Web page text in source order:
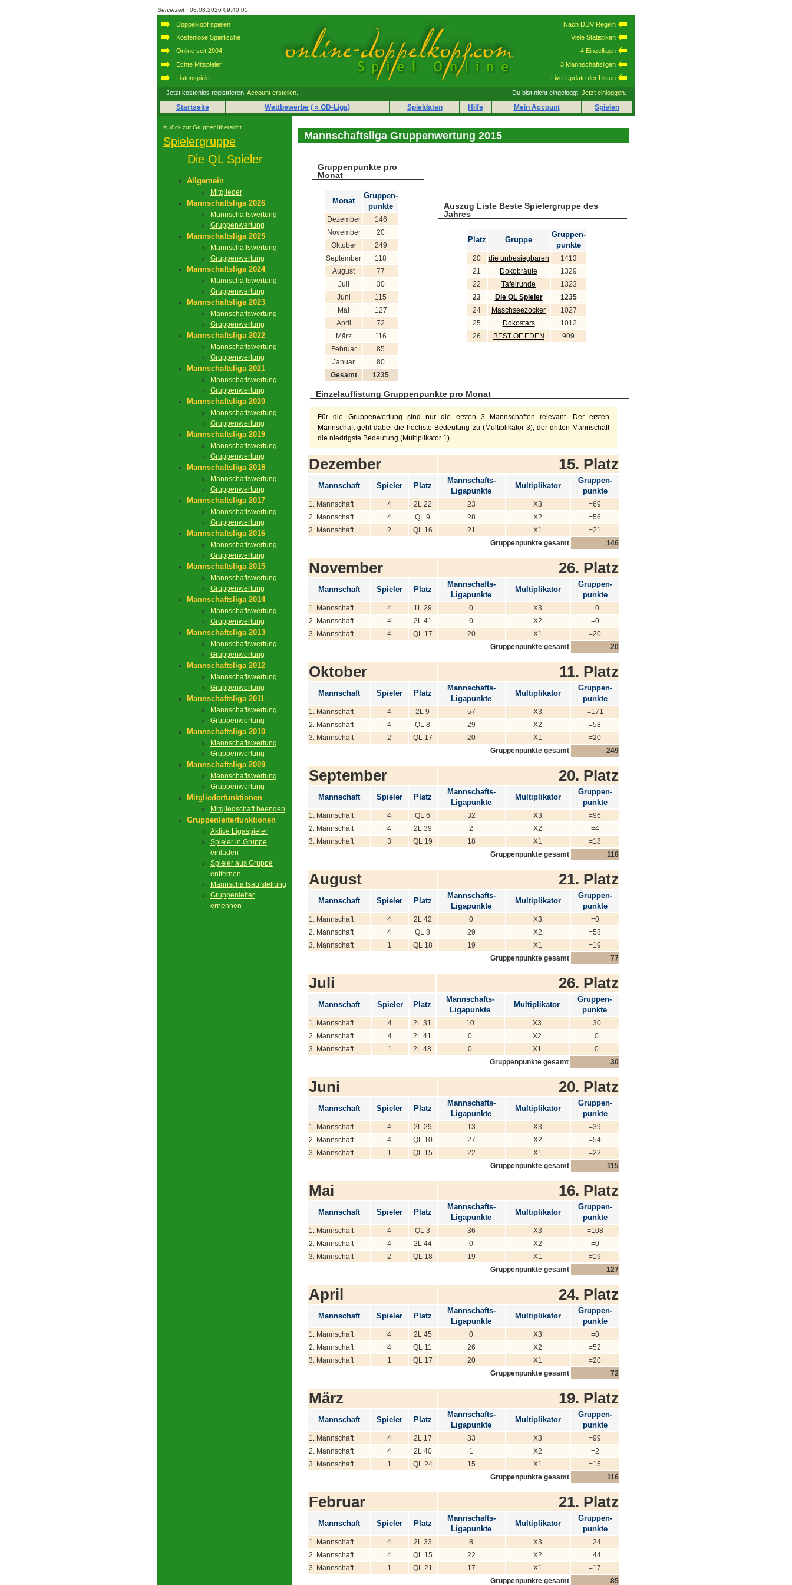
Serverzeit : 08.08.2026 09:40:05
Doppelkopf spielen
Kostenlose Spieltische
Online seit 2004
Echte Mitspieler
Listenspiele
Nach DDV Regeln
Viele Statistiken
4 Einzelligen
3 Mannschaftsligen
Live-Update der Listen
Jetzt kostenlos registrieren. Account erstellen. Du bist nicht eingeloggt. Jetzt einloggen.
Startseite Wettbewerbe ( » OD-Liga) Spieldaten Hilfe Mein Account Spielen
zurück zur Gruppenübersicht
Spielergruppe
Die QL Spieler
Allgemein
Mitglieder
Mannschaftsliga 2026
Mannschaftswertung
Gruppenwertung
Mannschaftsliga 2025
Mannschaftswertung
Gruppenwertung
Mannschaftsliga 2024
Mannschaftswertung
Gruppenwertung
Mannschaftsliga 2023
Mannschaftswertung
Gruppenwertung
Mannschaftsliga 2022
Mannschaftswertung
Gruppenwertung
Mannschaftsliga 2021
Mannschaftswertung
Gruppenwertung
Mannschaftsliga 2020
Mannschaftswertung
Gruppenwertung
Mannschaftsliga 2019
Mannschaftswertung
Gruppenwertung
Mannschaftsliga 2018
Mannschaftswertung
Gruppenwertung
Mannschaftsliga 2017
Mannschaftswertung
Gruppenwertung
Mannschaftsliga 2016
Mannschaftswertung
Gruppenwertung
Mannschaftsliga 2015
Mannschaftswertung
Gruppenwertung
Mannschaftsliga 2014
Mannschaftswertung
Gruppenwertung
Mannschaftsliga 2013
Mannschaftswertung
Gruppenwertung
Mannschaftsliga 2012
Mannschaftswertung
Gruppenwertung
Mannschaftsliga 2011
Mannschaftswertung
Gruppenwertung
Mannschaftsliga 2010
Mannschaftswertung
Gruppenwertung
Mannschaftsliga 2009
Mannschaftswertung
Gruppenwertung
Mitgliederfunktionen
Mitgliedschaft beenden
Gruppenleiterfunktionen
Aktive Ligaspieler
Spieler in Gruppe
einladen
Spieler aus Gruppe
entfernen
Mannschaftsaufstellung
Gruppenleiter
ernennen
Mannschaftsliga Gruppenwertung 2015
Gruppenpunkte pro
Monat
Monat
Gruppen-
punkte
Dezember
146
November
20
Oktober
249
September
118
August
77
Juli
30
Juni
115
Mai
127
April
72
März
116
Februar
85
Januar
80
Gesamt
1235
Auszug Liste Beste Spielergruppe des
Jahres
Platz Gruppe
Gruppen-
punkte
20 die unbesiegbaren
1413
21
Dokobräute
1329
22
Tafelrunde
1323
23
Die QL Spieler
1235
24
Maschseezocker
1027
25
Dokostars
1012
26
BEST OF EDEN 909
Einzelauflistung Gruppenpunkte pro Monat
Für die Gruppenwertung sind nur die ersten 3 Mannschaften relevant. Der ersten
Mannschaft geht dabei die höchste Bedeutung zu (Multiplikator 3), der dritten Mannschaft
die niedrigste Bedeutung (Multiplikator 1).
Dezember 15. Platz
Mannschaft Spieler Platz
Mannschafts-
Ligapunkte
Multiplikator
Gruppen-
punkte
1. Mannschaft 4 2L 22 23 X3
=69
2. Mannschaft
4 QL 9 28 X2
=56
3. Mannschaft
2 QL 16 21 X1
=21
Gruppenpunkte gesamt
146
November 26. Platz
Mannschaft Spieler Platz
Mannschafts-
Ligapunkte
Multiplikator
Gruppen-
punkte
1. Mannschaft 4 1L 29 0 X3
=0
2. Mannschaft
4 2L 41 0 X2
=0
3. Mannschaft
4 QL 17 20 X1
=20
Gruppenpunkte gesamt
20
Oktober 11. Platz
Mannschaft Spieler Platz
Mannschafts-
Ligapunkte
Multiplikator
Gruppen-
punkte
1. Mannschaft 4 2L 9 57 X3
=171
2. Mannschaft
4 QL 8 29 X2
=58
3. Mannschaft
2 QL 17 20 X1
=20
Gruppenpunkte gesamt
249
September 20. Platz
Mannschaft Spieler Platz
Mannschafts-
Ligapunkte
Multiplikator
Gruppen-
punkte
1. Mannschaft 4 QL 6 32 X3
=96
2. Mannschaft
4 2L 39 2 X2
=4
3. Mannschaft
3 QL 19 18 X1
=18
Gruppenpunkte gesamt
118
August 21. Platz
Mannschaft Spieler Platz
Mannschafts-
Ligapunkte
Multiplikator
Gruppen-
punkte
1. Mannschaft 4 2L 42 0 X3
=0
2. Mannschaft
4 QL 8 29 X2
=58
3. Mannschaft
1 QL 18 19 X1
=19
Gruppenpunkte gesamt
77
Juli 26. Platz
Mannschaft Spieler Platz
Mannschafts-
Ligapunkte
Multiplikator
Gruppen-
punkte
1. Mannschaft 4 2L 31 10 X3
=30
2. Mannschaft
4 2L 41 0 X2
=0
3. Mannschaft
1 2L 48 0 X1
=0
Gruppenpunkte gesamt
30
Juni 20. Platz
Mannschaft Spieler Platz
Mannschafts-
Ligapunkte
Multiplikator
Gruppen-
punkte
1. Mannschaft 4 2L 29 13 X3
=39
2. Mannschaft
4 QL 10 27 X2
=54
3. Mannschaft
1 QL 15 22 X1
=22
Gruppenpunkte gesamt
115
Mai 16. Platz
Mannschaft Spieler Platz
Mannschafts-
Ligapunkte
Multiplikator
Gruppen-
punkte
1. Mannschaft 4 QL 3 36 X3
=108
2. Mannschaft
4 2L 44 0 X2
=0
3. Mannschaft
2 QL 18 19 X1
=19
Gruppenpunkte gesamt
127
April 24. Platz
Mannschaft Spieler Platz
Mannschafts-
Ligapunkte
Multiplikator
Gruppen-
punkte
1. Mannschaft 4 2L 45 0 X3
=0
2. Mannschaft
4 QL 11 26 X2
=52
3. Mannschaft
1 QL 17 20 X1
=20
Gruppenpunkte gesamt
72
März 19. Platz
Mannschaft Spieler Platz
Mannschafts-
Ligapunkte
Multiplikator
Gruppen-
punkte
1. Mannschaft 4 2L 17 33 X3
=99
2. Mannschaft
4 2L 40 1 X2
=2
3. Mannschaft
1 QL 24 15 X1
=15
Gruppenpunkte gesamt
116
Februar 21. Platz
Mannschaft Spieler Platz
Mannschafts-
Ligapunkte
Multiplikator
Gruppen-
punkte
1. Mannschaft 4 2L 33 8 X3
=24
2. Mannschaft
4 QL 15 22 X2
=44
3. Mannschaft
1 QL 21 17 X1
=17
Gruppenpunkte gesamt
85